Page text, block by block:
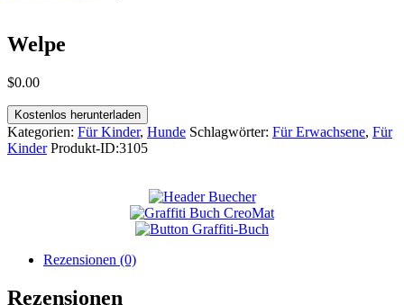
Welpe
$0.00
Kostenlos herunterladen
Kategorien: Für Kinder, Hunde Schlagwörter: Für Erwachsene, Für
Kinder Produkt-ID:3105
Rezensionen (0)
Rezensionen